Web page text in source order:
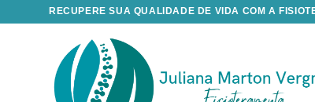
RECUPERE SUA QUALIDADE DE VIDA COM A